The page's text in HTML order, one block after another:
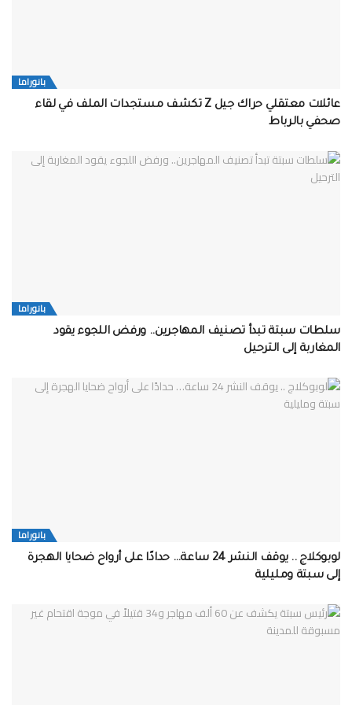
بانوراما
عائلات معتقلي حراك جيل Z تكشف مستجدات الملف في لقاء
صحفي بالرباط
بانوراما
سلطات سبتة تبدأ تصنيف المهاجرين.. ورفض اللجوء يقود
المغاربة إلى الترحيل
بانوراما
لوبوكلاج .. يوقف النشر 24 ساعة… حدادًا على أرواح ضحايا الهجرة
إلى سبتة ومليلية